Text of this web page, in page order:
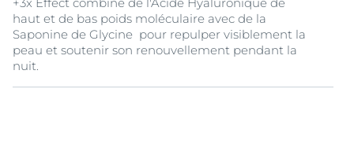
haut et de bas poids moléculaire avec de la
Saponine de Glycine pour repulper visiblement la
peau et soutenir son renouvellement pendant la
nuit.